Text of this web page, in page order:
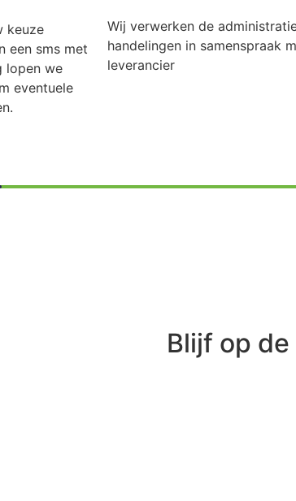
sms met
we
Wij verwerken de administratieve
handelingen in samenspraak met
leverancier
Blijf op